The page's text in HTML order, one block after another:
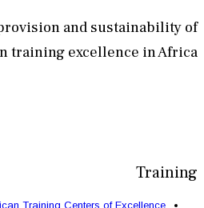
Committed to the
aviation
AATO African